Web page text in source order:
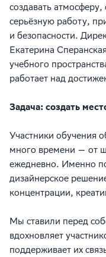
создавать
серьёзную работу,
и безопасности.
Екатерина
учебного
работает над
Задача: создать
Участники обучения
много времени — от
ежедневно. Именно
дизайнерское
концентрации,
Мы ставили перед
вдохновляет
поддерживает их